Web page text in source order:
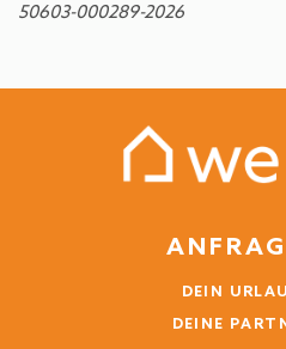
50603-000289-2026
DEIN
DEINE